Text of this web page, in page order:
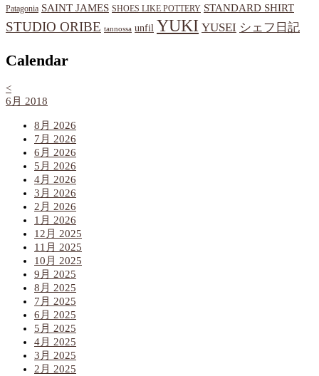
Patagonia SAINT JAMES SHOES LIKE POTTERY STANDARD SHIRT
STUDIO ORIBE tannossa unfil YUKI YUSEI シェフ日記
Calendar
<
6月 2018
8月 2026
7月 2026
6月 2026
5月 2026
4月 2026
3月 2026
2月 2026
1月 2026
12月 2025
11月 2025
10月 2025
9月 2025
8月 2025
7月 2025
6月 2025
5月 2025
4月 2025
3月 2025
2月 2025